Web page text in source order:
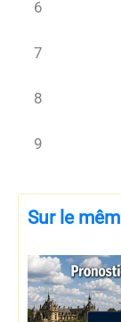
6
7
8
9
Sur le